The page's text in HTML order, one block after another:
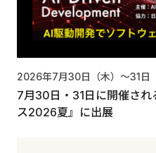
2026年7月30日（木）〜31日
7月30日・31日に開催さ
ス2026夏』に出展